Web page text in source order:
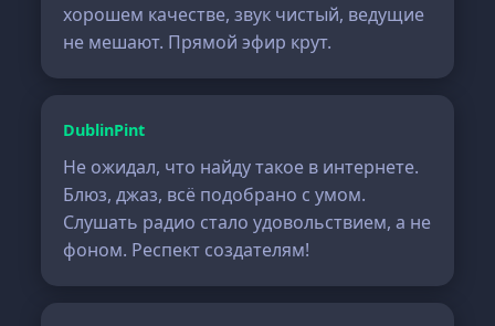
хорошем качестве, звук чистый, ведущие
не мешают. Прямой эфир крут.
DublinPint
Не ожидал, что найду такое в интернете.
Блюз, джаз, всё подобрано с умом.
Слушать радио стало удовольствием, а не
фоном. Респект создателям!